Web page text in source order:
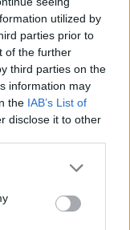
utilized by
parties prior to
of the further
third parties on the
information may
the IAB’s List of
disclose it to other
otroške
odrasli pa
ki nudijo boljšo
razlikujejo
še
ležajevin
naknadno